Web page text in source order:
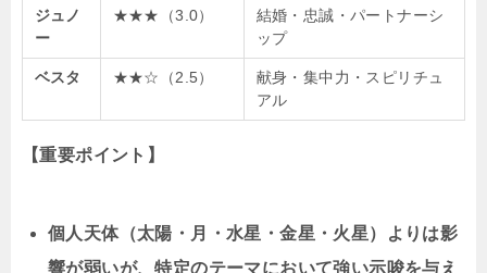
ジュノ
ー
★★★（3.0）
結婚・忠誠・パートナーシ
ップ
ベスタ ★★☆（2.5）
献身・集中力・スピリチュ
アル
【重要ポイント】
個人天体（太陽・月・水星・金星・火星）よりは影
響が弱いが、特定のテーマにおいて強い示唆を与え